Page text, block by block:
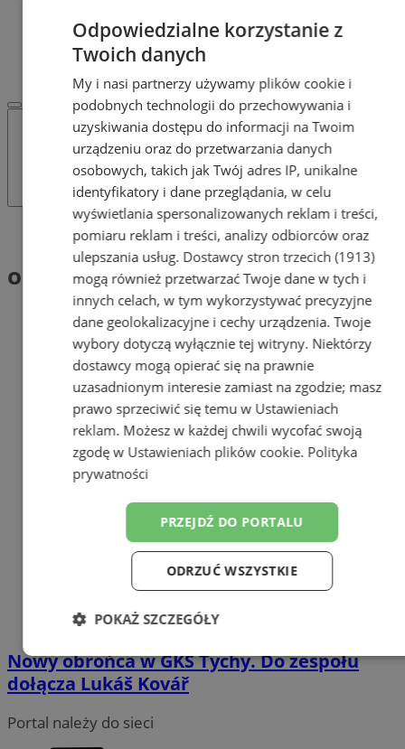
Pracuj.pl - praca w Tychach
REKLAMA
WSPÓŁPRACA
Tag: obrońca
obrońca (1)
Nowy obrońca w GKS Tychy. Do zespołu
dołącza Lukáš Kovář
Portal należy do sieci
Odpowiedzialne korzystanie z
Twoich danych
My i nasi partnerzy używamy plików cookie i
podobnych technologii do przechowywania i
uzyskiwania dostępu do informacji na Twoim
urządzeniu oraz do przetwarzania danych
osobowych, takich jak Twój adres IP, unikalne
identyfikatory i dane przeglądania, w celu
wyświetlania spersonalizowanych reklam i treści,
pomiaru reklam i treści, analizy odbiorców oraz
ulepszania usług. Dostawcy stron trzecich (1913)
mogą również przetwarzać Twoje dane w tych i
innych celach, w tym wykorzystywać precyzyjne
dane geolokalizacyjne i cechy urządzenia. Twoje
wybory dotyczą wyłącznie tej witryny. Niektórzy
dostawcy mogą opierać się na prawnie
uzasadnionym interesie zamiast na zgodzie; masz
prawo sprzeciwić się temu w Ustawieniach
reklam. Możesz w każdej chwili wycofać swoją
zgodę w Ustawieniach plików cookie. Polityka
prywatności
PRZEJDŹ DO PORTALU
ODRZUĆ WSZYSTKIE
POKAŻ SZCZEGÓŁY
Niezbędne Wydajność Targetowanie
Funkcjonalność